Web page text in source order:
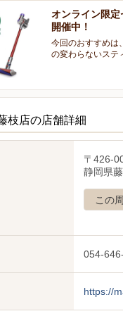
オンライン限定
開催中！
今回のおすすめは
の変わらないステ
枝店の店舗詳細
〒426-
静岡県
この
054-
https://